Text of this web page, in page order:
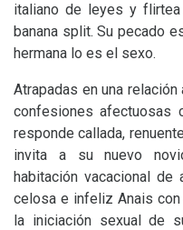
italiano de leyes y
banana split. Su pecado
hermana lo es el sexo.
Atrapadas en una
confesiones afectuosas
responde callada,
invita a su nuevo
habitación vacacional de
celosa e infeliz Anais
la iniciación sexual de